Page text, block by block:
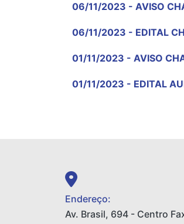
06/11/2023 - AVISO
06/11/2023 - EDITAL
01/11/2023 - AVISO
01/11/2023 - EDITAL
Endereço:
Av. Brasil, 694 - Centro